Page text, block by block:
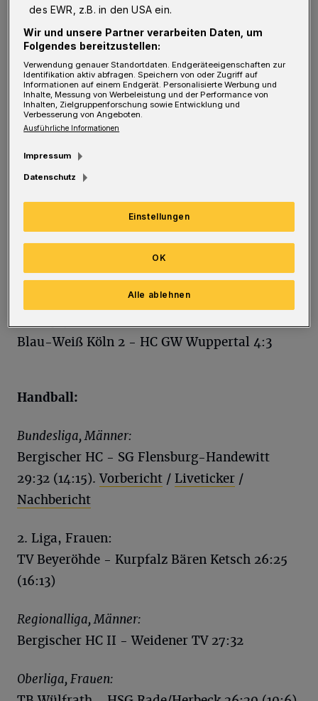
zwischen den tief verteidigenden Bonnern und
in Kapitän Lennart Kern einen Abnehmer —
4:4. "Wer in der letzten Minute den Ausgleich
schießt, muss definitiv von einem
gewonnenen Punkt sprechen und das geht für
mich in Ordnung. Wir waren in der ersten
Hälfte das bessere Team, die Bonner hatten
eine starke Phase in der zweiten Halbzeit!",
resümierte Lennart Kern. Nach dem Remis der
beiden Schlusslichter bleibt das Abstiegsduell
offen. Am Freitag (16. Dezember 2016) treten
die Wuppertaler um 20.30 Uhr beim Crefelder
Blau-Weiß Köln 2 - HC GW Wuppertal 4:3
Handball:
Bundesliga, Männer:
Bergischer HC - SG Flensburg-Handewitt
29:32 (14:15).Vorbericht / Liveticker /
Nachbericht
2. Liga, Frauen:
TV Beyeröhde - Kurpfalz Bären Ketsch 26:25
(16:13)
Regionalliga, Männer:
Bergischer HC II - Weidener TV 27:32
Oberliga, Frauen:
des EWR, z.B. in den USA ein.
Wir und unsere Partner verarbeiten Daten, um
Folgendes bereitzustellen:
Verwendung genauer Standortdaten. Endgeräteeigenschaften zur
Identifikation aktiv abfragen. Speichern von oder Zugriff auf
Informationen auf einem Endgerät. Personalisierte Werbung und
Inhalte, Messung von Werbeleistung und der Performance von
Inhalten, Zielgruppenforschung sowie Entwicklung und
Verbesserung von Angeboten.
Ausführliche Informationen
Impressum
Datenschutz
Einstellungen
Alle ablehnen
OK